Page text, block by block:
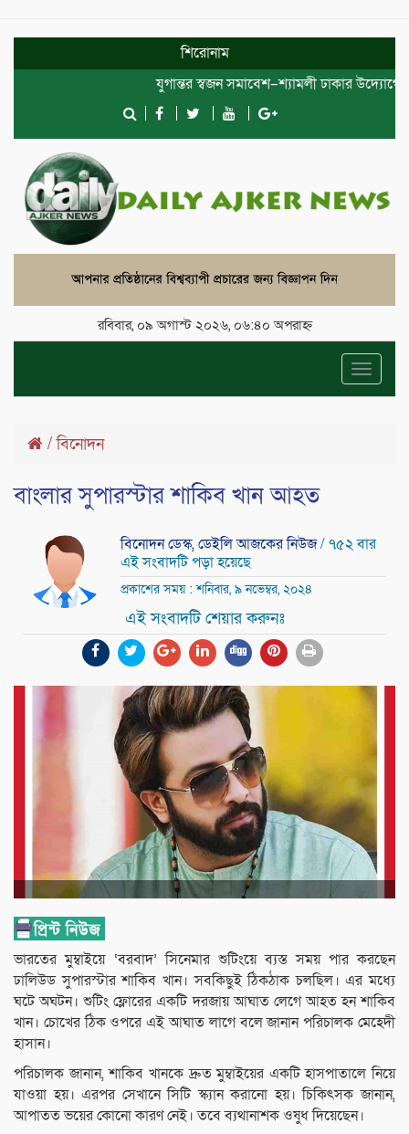
শিরোনাম
যুগান্তর স্বজন সমাবেশ–শ্যামলী ঢাকার উদ্যোগে
রবিবার, ০৯ অগাস্ট ২০২৬, ০৬:৪০ অপরাহ্ন
Toggle
/বিনোদন
বাংলার সুপারস্টার শাকিব খান আহত
বিনোদন ডেস্ক, ডেইলি আজকের নিউজ/ ৭৫২ বার
এই সংবাদটি পড়া হয়েছে
প্রকাশের সময় : শনিবার, ৯ নভেম্বর, ২০২৪
এই সংবাদটি শেয়ার করুনঃ
ভারতের মুম্বাইয়ে ‘বরবাদ’ সিনেমার শুটিংয়ে ব্যস্ত সময় পার করছেন
ঢালিউড সুপারস্টার শাকিব খান। সবকিছুই ঠিকঠাক চলছিল। এর মধ্যে
ঘটে অঘটন। শুটিং ফ্লোরের একটি দরজায় আঘাত লেগে আহত হন শাকিব
খান। চোখের ঠিক ওপরে এই আঘাত লাগে বলে জানান পরিচালক মেহেদী
হাসান।
পরিচালক জানান, শাকিব খানকে দ্রুত মুম্বাইয়ের একটি হাসপাতালে নিয়ে
যাওয়া হয়। এরপর সেখানে সিটি স্ক্যান করানো হয়। চিকিৎসক জানান,
আপাতত ভয়ের কোনো কারণ নেই। তবে ব্যথানাশক ওষুধ দিয়েছেন।